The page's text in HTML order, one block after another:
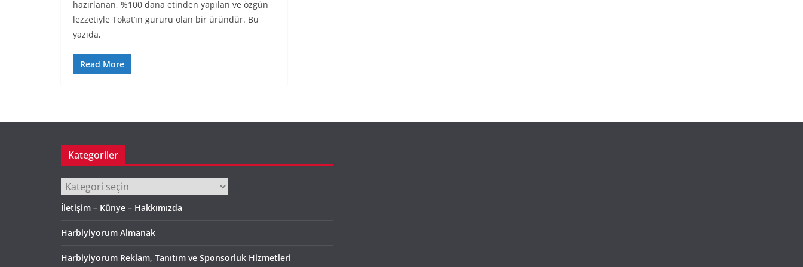
hazırlanan, %100 dana etinden yapılan ve özgün
lezzetiyle Tokat’ın gururu olan bir üründür. Bu
yazıda,
Read More
Kategoriler
Kategoriler
İletişim – Künye – Hakkımızda
Harbiyiyorum Almanak
Harbiyiyorum Reklam, Tanıtım ve Sponsorluk Hizmetleri